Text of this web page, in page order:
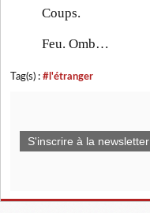
Coups.
Feu. Omb…
Tag(s) : #l'étranger
S'inscrire à la newsletter